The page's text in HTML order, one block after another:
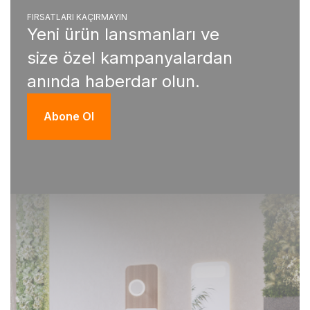
FIRSATLARI KAÇIRMAYIN
Yeni ürün lansmanları ve
size özel kampanyalardan
anında haberdar olun.
Abone Ol